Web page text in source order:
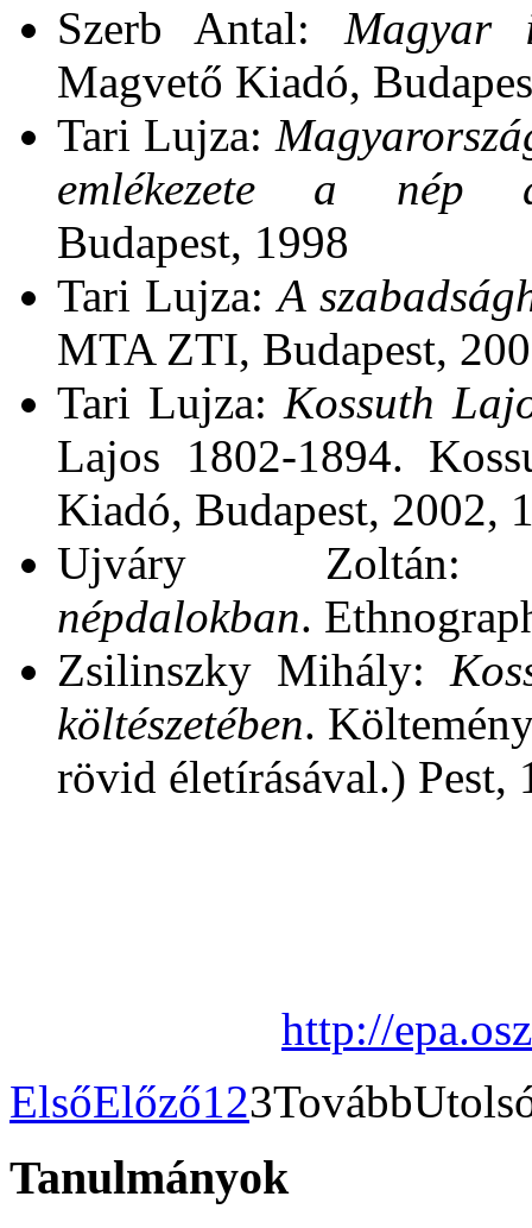
Szerb Antal: Magyar
Magvető Kiadó,
Tari Lujza:
emlékezete a nép
Budapest, 1998
Tari Lujza:A
MTA ZTI, Budapest,
Tari Lujza:Kossuth
Lajos 1802-1894.
Kiadó, Budapest, 2002,
Ujváry
népdalokban.
Zsilinszky Mihály:
költészetében.
rövid életírásával.) Pest,
http://
ElsőElőző123Tovább
Tanulmányok